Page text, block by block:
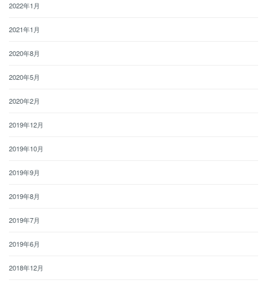
2022年1月
2021年1月
2020年8月
2020年5月
2020年2月
2019年12月
2019年10月
2019年9月
2019年8月
2019年7月
2019年6月
2018年12月